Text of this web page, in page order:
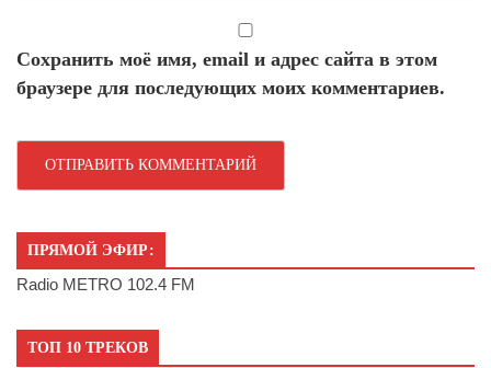
Сохранить моё имя, email и адрес сайта в этом
браузере для последующих моих комментариев.
ПРЯМОЙ ЭФИР:
Radio METRO 102.4 FM
ТОП 10 ТРЕКОВ